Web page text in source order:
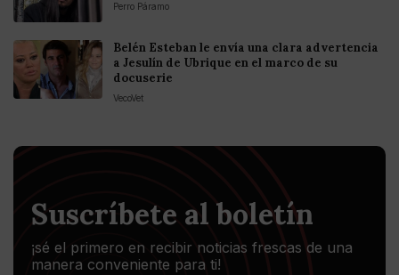
Perro Páramo
Belén Esteban le envía una clara advertencia
a Jesulín de Ubrique en el marco de su
docuserie
VecoVet
Suscríbete al boletín
¡sé el primero en recibir noticias frescas de una
manera conveniente para ti!